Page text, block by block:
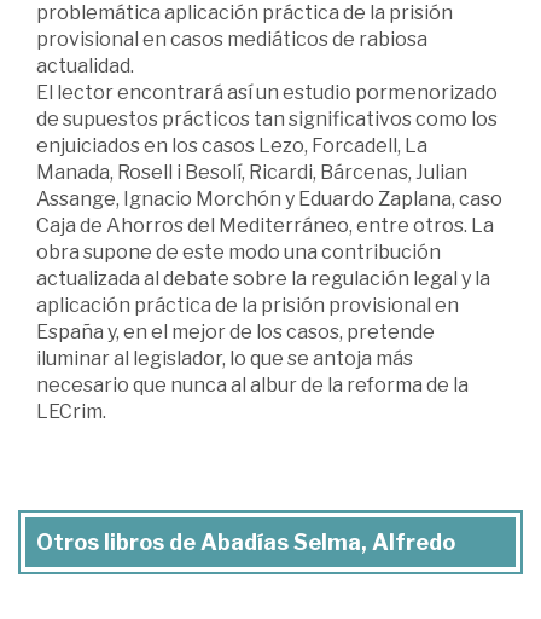
problemática aplicación práctica de la prisión
provisional en casos mediáticos de rabiosa
actualidad.
El lector encontrará así un estudio pormenorizado
de supuestos prácticos tan significativos como los
enjuiciados en los casos Lezo, Forcadell, La
Manada, Rosell i Besolí, Ricardi, Bárcenas, Julian
Assange, Ignacio Morchón y Eduardo Zaplana, caso
Caja de Ahorros del Mediterráneo, entre otros. La
obra supone de este modo una contribución
actualizada al debate sobre la regulación legal y la
aplicación práctica de la prisión provisional en
España y, en el mejor de los casos, pretende
iluminar al legislador, lo que se antoja más
necesario que nunca al albur de la reforma de la
LECrim.
Otros libros de Abadías Selma, Alfredo